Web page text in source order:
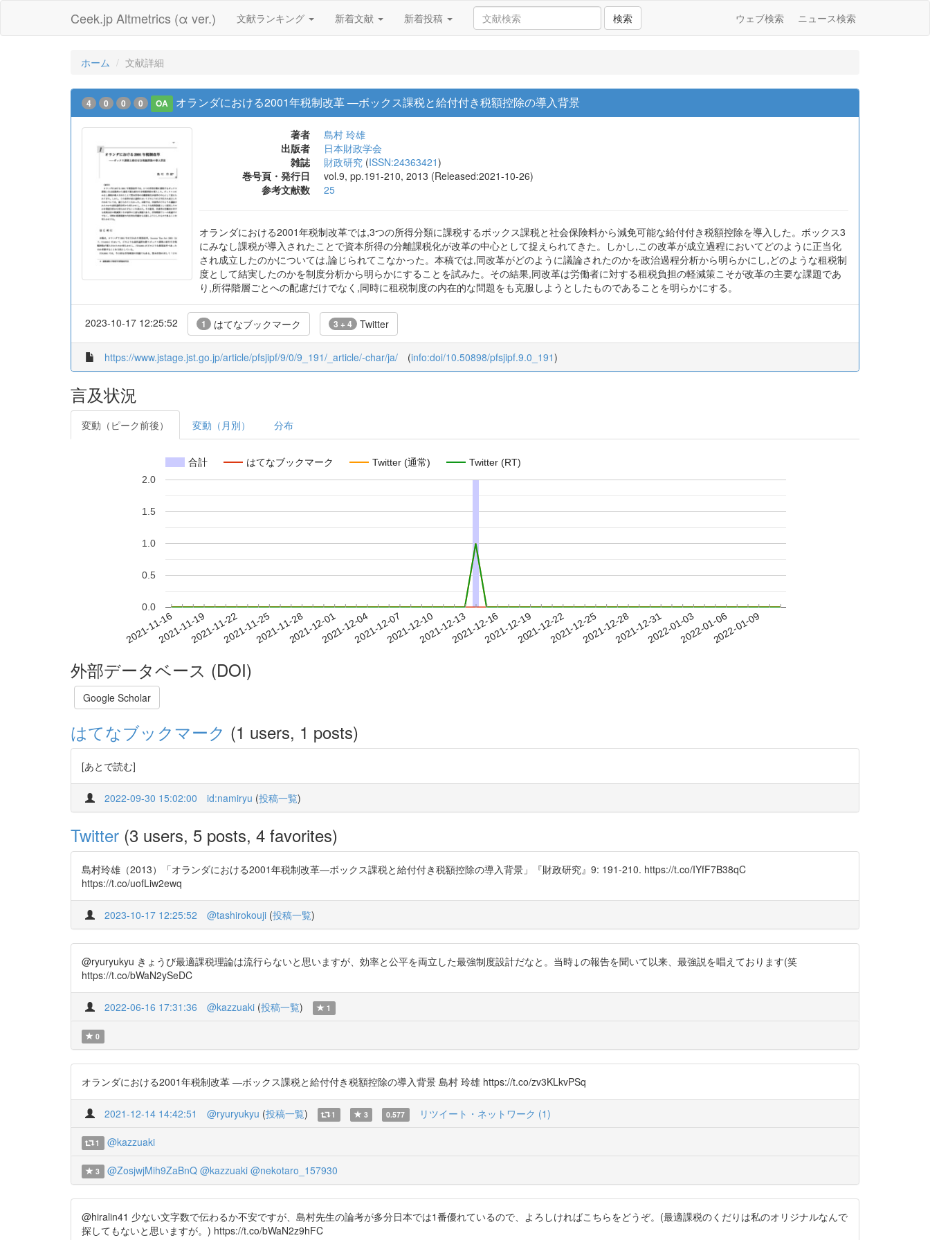
Ceek.jp Altmetrics (α ver.) 文献ランキング 新着文献 新着投稿 検索 ウェブ検索 ニュース検索
ホーム 文献詳細
4 0 0 0 OA オランダにおける2001年税制改革 ―ボックス課税と給付付き税額控除の導入背景
著者
島村 玲雄
出版者
日本財政学会
雑誌
財政研究 (ISSN:24363421)
巻号頁・発行日
vol.9, pp.191-210, 2013 (Released:2021-10-26)
参考文献数
25
オランダにおける2001年税制改革では,3つの所得分類に課税するボックス課税と社会保険料から減免可能な給付付き税額控除を導入した。ボックス3
にみなし課税が導入されたことで資本所得の分離課税化が改革の中心として捉えられてきた。しかし,この改革が成立過程においてどのように正当化
され成立したのかについては,論じられてこなかった。本稿では,同改革がどのように議論されたのかを政治過程分析から明らかにし,どのような租税制
度として結実したのかを制度分析から明らかにすることを試みた。その結果,同改革は労働者に対する租税負担の軽減策こそが改革の主要な課題であ
り,所得階層ごとへの配慮だけでなく,同時に租税制度の内在的な問題をも克服しようとしたものであることを明らかにする。
2023-10-17 12:25:52 1 はてなブックマーク 3 + 4 Twitter
https://www.jstage.jst.go.jp/article/pfsjipf/9/0/9_191/_article/-char/ja/ (info:doi/10.50898/pfsjipf.9.0_191)
言及状況
変動（ピーク前後） 変動（月別） 分布
合計 はてなブックマーク Twitter (通常) Twitter (RT)
2021-11-162021-11-192021-11-222021-11-252021-11-282021-12-012021-12-042021-12-072021-12-102021-12-132021-12-162021-12-192021-12-222021-12-252021-12-282021-12-312022-01-032022-01-062022-01-09
0.0
0.5
1.0
1.5
2.0
外部データベース (DOI)
Google Scholar
はてなブックマーク (1 users, 1 posts)
[あとで読む]
2022-09-30 15:02:00 id:namiryu (投稿一覧)
Twitter (3 users, 5 posts, 4 favorites)
島村玲雄（2013）「オランダにおける2001年税制改革―ボックス課税と給付付き税額控除の導入背景」『財政研究』9: 191-210. https://t.co/IYfF7B38qC
https://t.co/uofLiw2ewq
2023-10-17 12:25:52 @tashirokouji (投稿一覧)
@ryuryukyu きょうび最適課税理論は流行らないと思いますが、効率と公平を両立した最強制度設計だなと。当時↓の報告を聞いて以来、最強説を唱えております(笑
https://t.co/bWaN2ySeDC
2022-06-16 17:31:36 @kazzuaki (投稿一覧) 1
0
オランダにおける2001年税制改革 ―ボックス課税と給付付き税額控除の導入背景 島村 玲雄 https://t.co/zv3KLkvPSq
2021-12-14 14:42:51 @ryuryukyu (投稿一覧) 1 3 0.577 リツイート・ネットワーク (1)
1 @kazzuaki
3 @ZosjwjMih9ZaBnQ @kazzuaki @nekotaro_157930
@hiralin41 少ない文字数で伝わるか不安ですが、島村先生の論考が多分日本では1番優れているので、よろしければこちらをどうぞ。(最適課税のくだりは私のオリジナルなんで
探してもないと思いますが。) https://t.co/bWaN2z9hFC